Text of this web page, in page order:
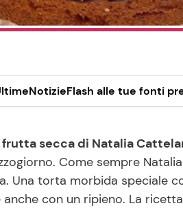
alle tue fonti
secca di Natalia
Come sempre
Una torta morbida speciale
con un ripieno. La